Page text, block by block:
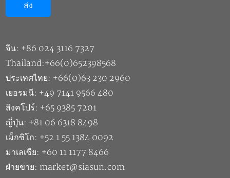
จีน: +86 024 3116 7327
Thailand:+66(0)652398568
ประเทศไทย: +66(0)63 230 2960
เยอรมนี: +49 7141 9566 480
สิงคโปร์: +65 9385 7201
ญี่ปุ่น: +81 06 6318 8498
เม็กซิโก: +52 1 55 1384 0092
มาเลเซีย: +60 11 1177 8466
ฝ่ายขาย: market@siasun.com